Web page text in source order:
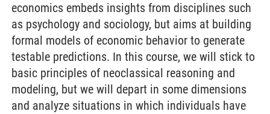
economics embeds insights from disciplines such
as psychology and sociology, but aims at building
formal models of economic behavior to generate
testable predictions. In this course, we will stick to
basic principles of neoclassical reasoning and
modeling, but we will depart in some dimensions
and analyze situations in which individuals have